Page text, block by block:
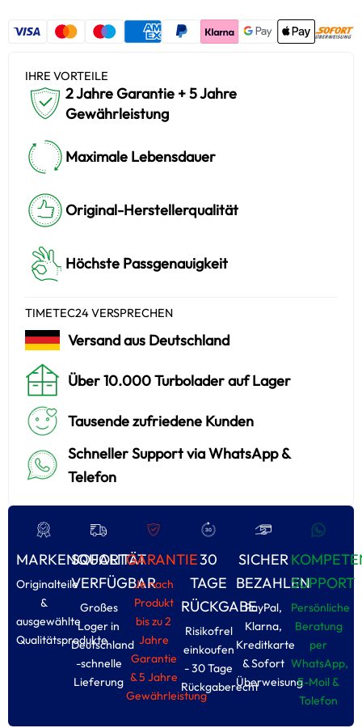
IHRE VORTEILE
2 Jahre Garantie + 5 Jahre
Gewährleistung
Maximale Lebensdauer
Original-Herstellerqualität
Höchste Passgenauigkeit
TIMETEC24 VERSPRECHEN
Versand aus Deutschland
Über 10.000 Turbolader auf Lager
Tausende zufriedene Kunden
Schneller Support via WhatsApp &
Telefon
MARKENQUALITÄT
Originalteile
&
ausgewählte
Qualitätsprodukte
SOFORT
VERFÜGBAR
Großes
Loger in
Deutschland
-schnelle
Lieferung
GARANTIE
Je nach
Produkt
bis zu 2
Jahre
Garantie
& 5 Jahre
Gewährleistung
30
TAGE
RÜCKGABE
Risikofrel
einkoufen
- 30 Tage
Rückgaberecht
SICHER
BEZAHLEN
PayPal,
Klarna,
Kreditkarte
& Sofort
Überweisung
SUPPORT
Persönliche
Beratung
per
WhatsApp,
E-Moil &
Tolefon